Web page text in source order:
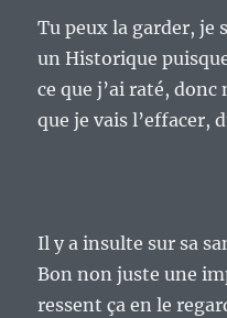
Tu peux la garder, je
un Historique
ce que j’ai raté,
que je vais l’effacer,
Il y a insulte sur sa
Bon non juste une
ressent ça en le